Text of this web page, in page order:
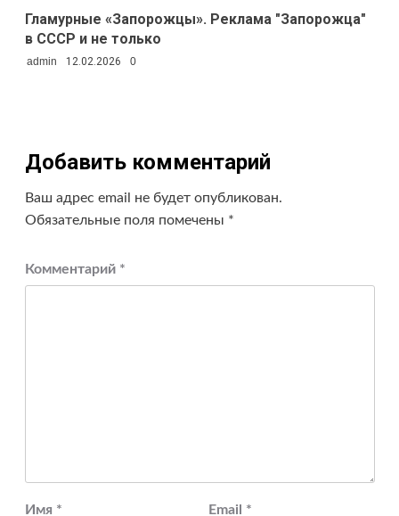
Гламурные «Запорожцы». Реклама "Запорожца"
в СССР и не только
admin 12.02.2026 0
Добавить комментарий
Ваш адрес email не будет опубликован.
Обязательные поля помечены *
Комментарий *
Имя * Email *